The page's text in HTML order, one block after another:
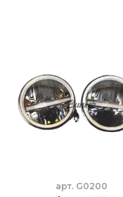
арт. G0200